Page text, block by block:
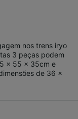
nos trens iryo
3 peças podem
x 55 x 35cm e
de 36 x